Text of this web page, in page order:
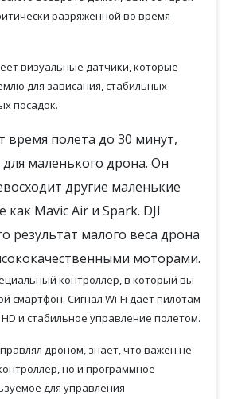
разряженной во время
визуальные датчики, которые
для зависания, стабильных
посадок.
время полета до 30 минут,
маленького дрона. Он
другие маленькие
как Mavic Air и Spark. DJI
результат малого веса дрона
моторами.
контроллер, в который вы
смартфон. Сигнал Wi-Fi дает пилотам
и стабильное управление полетом.
дроном, знает, что важен не
но и программное
для управления